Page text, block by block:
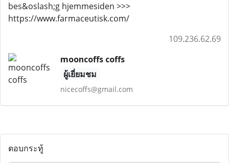
bes&oslash;g hjemmesiden >>>
https://www.farmaceutisk.com/
109.236.62.69
mooncoffs coffs
ผู้เยี่ยมชม
nicecoffs@gmail.com
ตอบกระทู้